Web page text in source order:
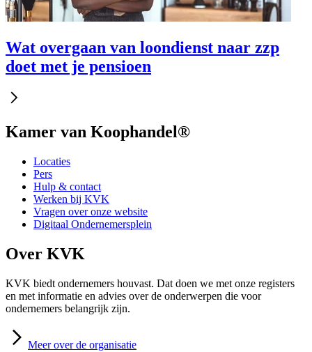
Wat overgaan van loondienst naar zzp
doet met je pensioen
Kamer van Koophandel®
Locaties
Pers
Hulp & contact
Werken bij KVK
Vragen over onze website
Digitaal Ondernemersplein
Over KVK
KVK biedt ondernemers houvast. Dat doen we met onze registers
en met informatie en advies over de onderwerpen die voor
ondernemers belangrijk zijn.
Meer over de organisatie